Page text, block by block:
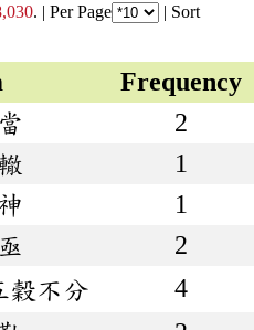
. | Per Page | Sort
Frequency
2
1
1
2
穀不分
4